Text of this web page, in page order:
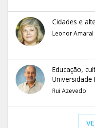
Cidades e
Leonor Amaral
Educação,
Universidade
Rui Azevedo